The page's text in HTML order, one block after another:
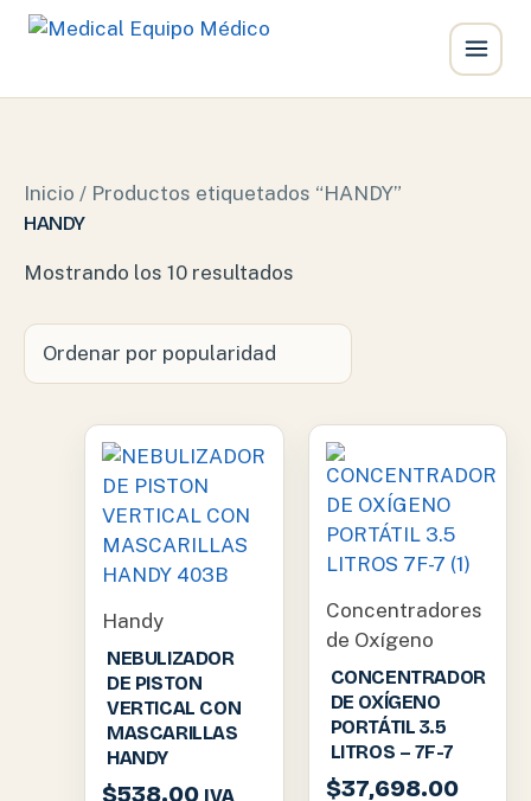
Inicio / Productos etiquetados “HANDY”
HANDY
Mostrando los 10 resultados
popularidad
Handy
NEBULIZADOR
DE PISTON
VERTICAL CON
MASCARILLAS
HANDY
$538.00 IVA
Concentradores
de Oxígeno
CONCENTRADOR
DE OXÍGENO
PORTÁTIL 3.5
LITROS – 7F-7
$37,698.00